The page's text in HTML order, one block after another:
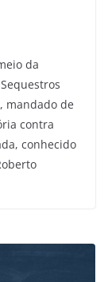
da
mandado de
contra
conhecido